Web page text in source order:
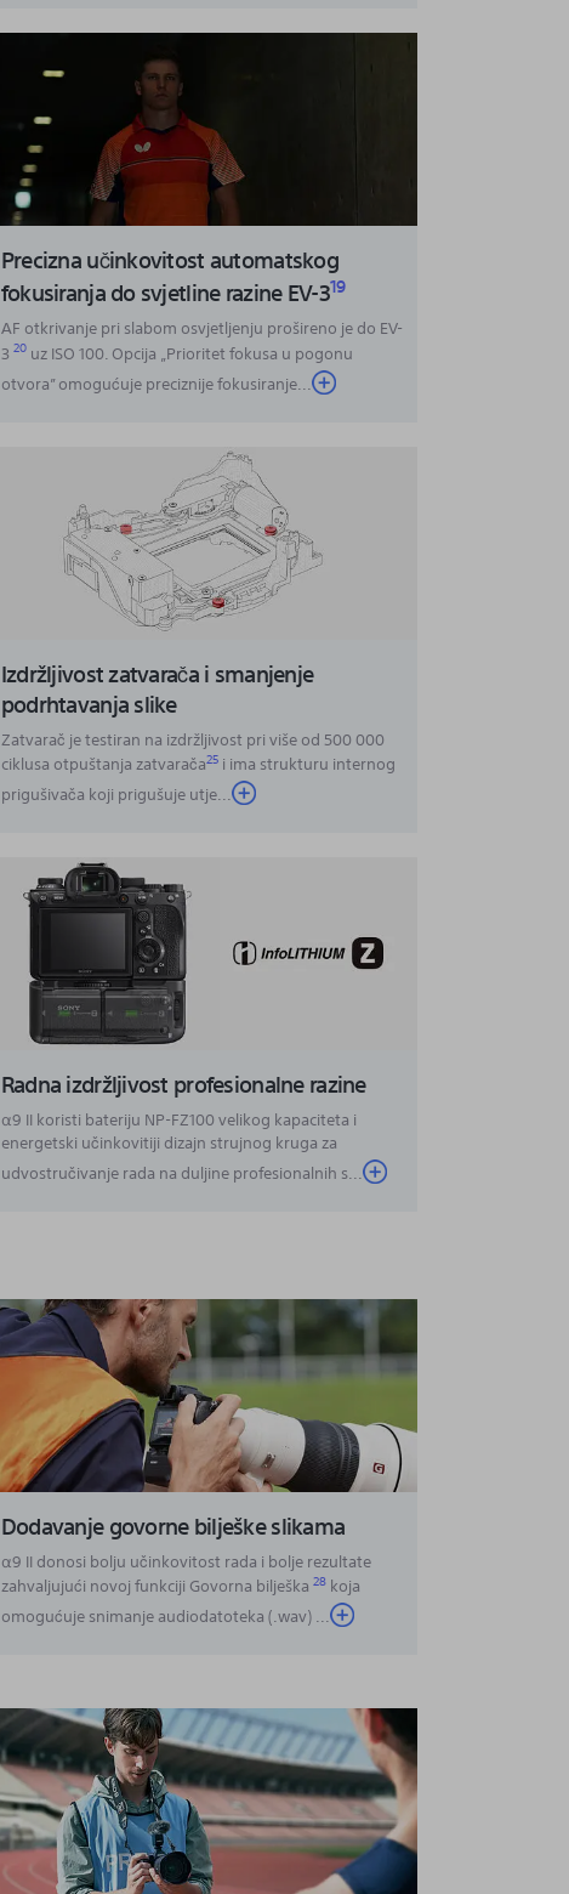
Precizna učinkovitost automatskog
fokusiranja do svjetline razine EV-319
AF otkrivanje pri slabom osvjetljenju prošireno je do EV-
320uz ISO 100. Opcija „Prioritet fokusa u pogonu
otvora” omogućuje preciznije fokusiranje...
Izdržljivost zatvarača i smanjenje
podrhtavanja slike
Zatvarač je testiran na izdržljivost pri više od 500 000
ciklusa otpuštanja zatvarača25i ima strukturu internog
prigušivača koji prigušuje utje...
Radna izdržljivost profesionalne razine
α9 II koristi bateriju NP-FZ100 velikog kapaciteta i
energetski učinkovitiji dizajn strujnog kruga za
udvostručivanje rada na duljine profesionalnih s...
Dodavanje govorne bilješke slikama
α9 II donosi bolju učinkovitost rada i bolje rezultate
zahvaljujući novoj funkciji Govorna bilješka28koja
omogućuje snimanje audiodatoteka (.wav)...